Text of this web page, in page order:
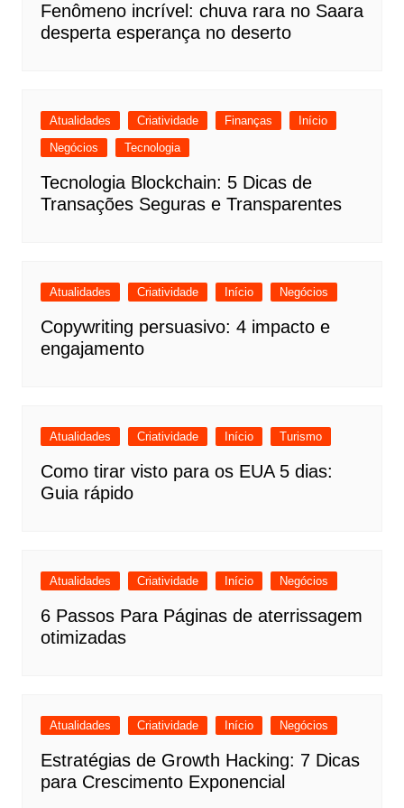
Fenômeno incrível: chuva rara no Saara
desperta esperança no deserto
Atualidades Criatividade Finanças
Início
Negócios
Tecnologia
Tecnologia Blockchain: 5 Dicas de
Transações Seguras e Transparentes
Atualidades Criatividade Início Negócios
Copywriting persuasivo: 4 impacto e
engajamento
Atualidades Criatividade Início Turismo
Como tirar visto para os EUA 5 dias:
Guia rápido
Atualidades Criatividade Início Negócios
6 Passos Para Páginas de aterrissagem
otimizadas
Atualidades Criatividade Início Negócios
Estratégias de Growth Hacking: 7 Dicas
para Crescimento Exponencial